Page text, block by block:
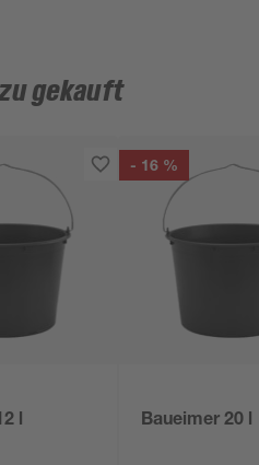
gekauft
l
- 16 %
Baueimer 20 l